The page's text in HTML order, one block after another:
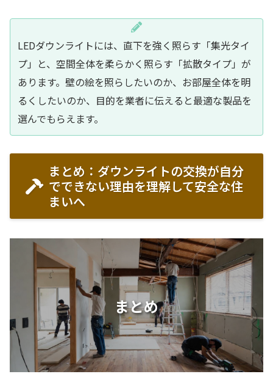
LEDダウンライトには、直下を強く照らす「集光タイ
プ」と、空間全体を柔らかく照らす「拡散タイプ」が
あります。壁の絵を照らしたいのか、お部屋全体を明
るくしたいのか、目的を業者に伝えると最適な製品を
選んでもらえます。
まとめ：ダウンライトの交換が自分
でできない理由を理解して安全な住
まいへ
まとめ